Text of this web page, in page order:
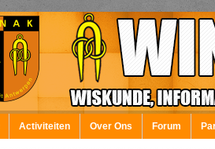
Activiteiten Over Ons Forum